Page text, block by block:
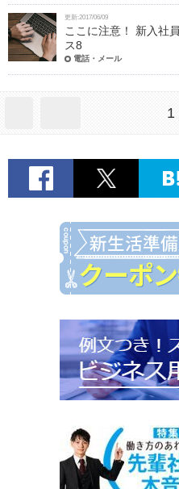
更新:2017/06/09
ここに注意！ 新入社
ス8
電話・メール
1